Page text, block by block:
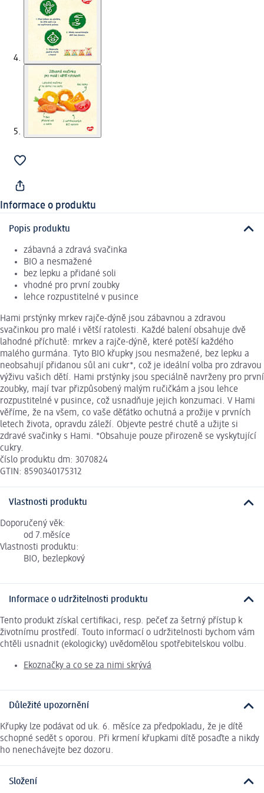
Informace o produktu
Popis produktu
zábavná a zdravá svačinka
BIO a nesmažené
bez lepku a přidané soli
vhodné pro první zoubky
lehce rozpustitelné v pusince
Hami prstýnky mrkev rajče-dýně jsou zábavnou a zdravou
svačinkou pro malé i větší ratolesti. Každé balení obsahuje dvě
lahodné příchutě: mrkev a rajče-dýně, které potěší každého
malého gurmána. Tyto BIO křupky jsou nesmažené, bez lepku a
neobsahují přidanou sůl ani cukr*, což je ideální volba pro zdravou
výživu vašich dětí. Hami prstýnky jsou speciálně navrženy pro první
zoubky, mají tvar přizpůsobený malým ručičkám a jsou lehce
rozpustitelné v pusince, což usnadňuje jejich konzumaci. V Hami
věříme, že na všem, co vaše děťátko ochutná a prožije v prvních
letech života, opravdu záleží. Objevte pestré chutě a užijte si
zdravé svačinky s Hami. *Obsahuje pouze přirozeně se vyskytující
cukry.
číslo produktu dm: 3070824
GTIN: 8590340175312
Vlastnosti produktu
Doporučený věk:
od 7.měsíce
Vlastnosti produktu:
BIO, bezlepkový
Informace o udržitelnosti produktu
Tento produkt získal certifikaci, resp. pečeť za šetrný přístup k
životnímu prostředí. Touto informací o udržitelnosti bychom vám
chtěli usnadnit (ekologicky) uvědomělou spotřebitelskou volbu.
Ekoznačky a co se za nimi skrývá
Důležité upozornění
Křupky lze podávat od uk. 6. měsíce za předpokladu, že je dítě
schopné sedět s oporou. Při krmení křupkami dítě posaďte a nikdy
ho nenechávejte bez dozoru.
Složení